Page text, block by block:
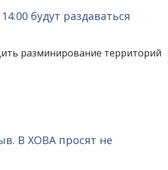
будут раздаваться
разминирование территорий
В ХОВА просят не